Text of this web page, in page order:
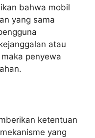
bahwa mobil
yang sama
atau
penyewa
ketentuan
yang